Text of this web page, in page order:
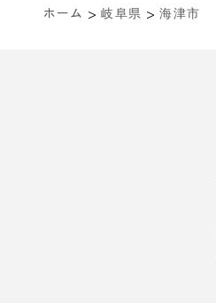
ホーム > 岐阜県 > 海津市